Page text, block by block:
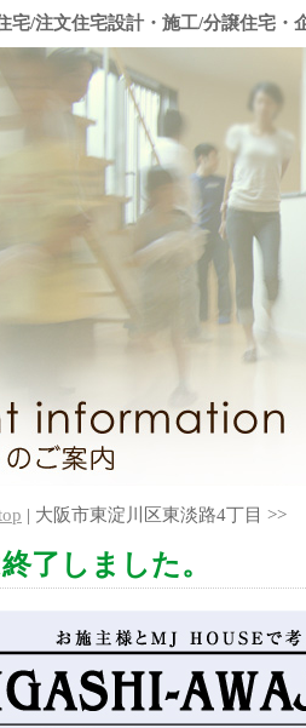
宅/注文住宅設計・施工/分譲住宅・
| 大阪市東淀川区東淡路4丁目 >>
了しました。